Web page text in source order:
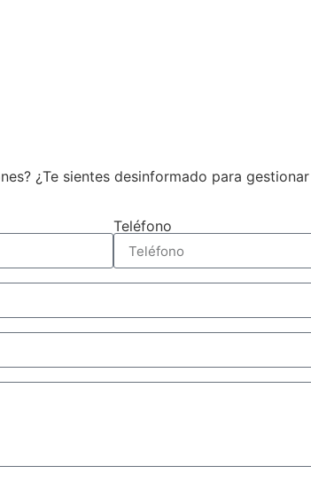
¿Te sientes desinformado para
Teléfono